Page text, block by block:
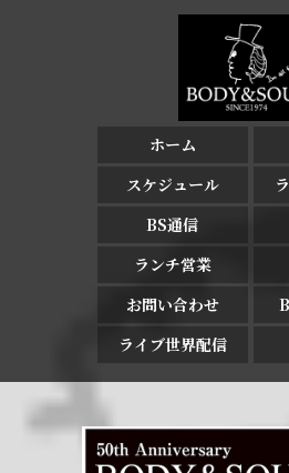
ホーム
スケジュール
BS通信
ランチ営業
お問い合わせ
ライブ世界配信